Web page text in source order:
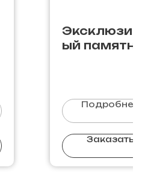
ый
Подробнее
Заказать